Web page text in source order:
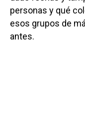
personas y qué
esos grupos de
antes.